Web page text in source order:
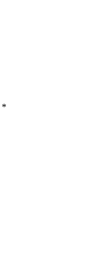
*